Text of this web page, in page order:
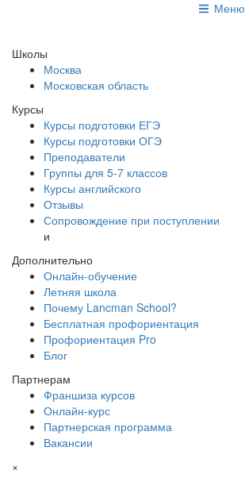
Меню
Школы
Москва
Московская область
Курсы
Курсы подготовки ЕГЭ
Курсы подготовки ОГЭ
Преподаватели
Группы для 5-7 классов
Курсы английского
Отзывы
Сопровождение при поступлении
и
Дополнительно
Онлайн-обучение
Летняя школа
Почему Lancman School?
Бесплатная профориентация
Профориентация Pro
Блог
Партнерам
Франшиза курсов
Онлайн-курс
Партнерская программа
Вакансии
×